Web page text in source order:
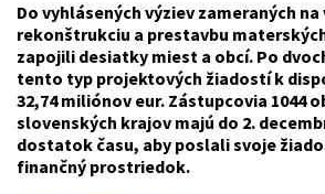
Do vyhlásených výziev zameraných
rekonštrukciu a prestavbu
zapojili desiatky miest a obcí. Po
tento typ projektových žiadostí k
32,74 miliónov eur. Zástupcovia 1044
slovenských krajov majú do 2.
dostatok času, aby poslali svoje
finančný prostriedok.